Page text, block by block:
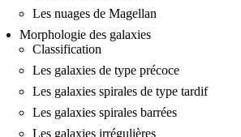
Les nuages de Magellan
Morphologie des galaxies
Classification
Les galaxies de type précoce
Les galaxies spirales de type tardif
Les galaxies spirales barrées
Les galaxies irrégulières